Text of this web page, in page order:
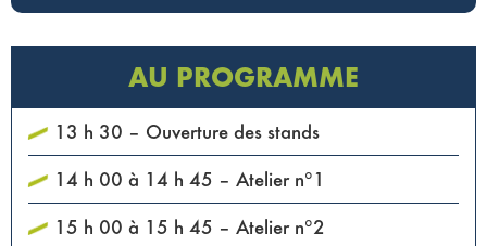
AU PROGRAMME
13 h 30 – Ouverture des stands
14 h 00 à 14 h 45 – Atelier n°1
15 h 00 à 15 h 45 – Atelier n°2